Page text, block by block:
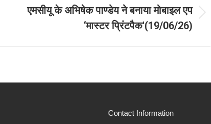
एमसीयू के अभिषेक पाण्डेय ने बनाया मोबाइल एप
‘मास्टर प्रिंटपैक'(19/06/26)
Contact Information